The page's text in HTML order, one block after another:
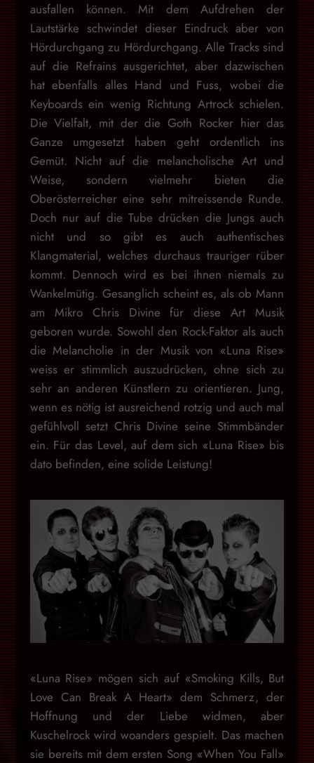
ausfallen können. Mit dem Aufdrehen der
Lautstärke schwindet dieser Eindruck aber von
Hördurchgang zu Hördurchgang. Alle Tracks sind
auf die Refrains ausgerichtet, aber dazwischen
hat ebenfalls alles Hand und Fuss, wobei die
Keyboards ein wenig Richtung Artrock schielen.
Die Vielfalt, mit der die Goth Rocker hier das
Ganze umgesetzt haben geht ordentlich ins
Gemüt. Nicht auf die melancholische Art und
Weise, sondern vielmehr bieten die
Oberösterreicher eine sehr mitreissende Runde.
Doch nur auf die Tube drücken die Jungs auch
nicht und so gibt es auch authentisches
Klangmaterial, welches durchaus trauriger rüber
kommt. Dennoch wird es bei ihnen niemals zu
Wankelmütig. Gesanglich scheint es, als ob Mann
am Mikro Chris Divine für diese Art Musik
geboren wurde. Sowohl den Rock-Faktor als auch
die Melancholie in der Musik von «Luna Rise»
weiss er stimmlich auszudrücken, ohne sich zu
sehr an anderen Künstlern zu orientieren. Jung,
wenn es nötig ist ausreichend rotzig und auch mal
gefühlvoll setzt Chris Divine seine Stimmbänder
ein. Für das Level, auf dem sich «Luna Rise» bis
dato befinden, eine solide Leistung!
«Luna Rise» mögen sich auf «Smoking Kills, But
Love Can Break A Heart» dem Schmerz, der
Hoffnung und der Liebe widmen, aber
Kuschelrock wird woanders gespielt. Das machen
sie bereits mit dem ersten Song «When You Fall»